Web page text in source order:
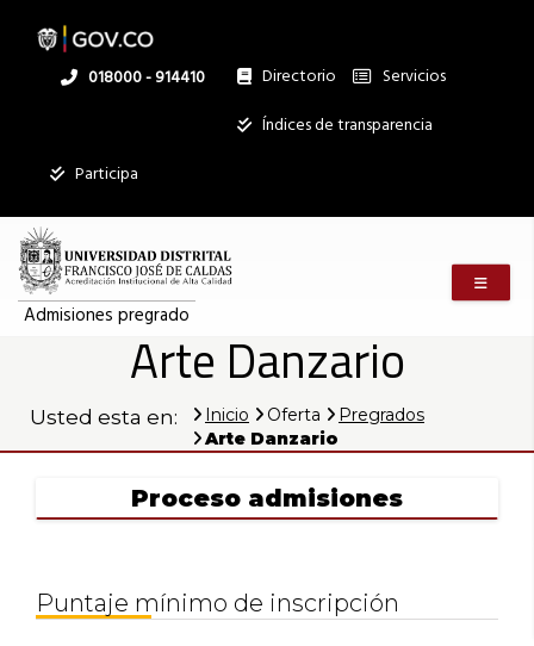
Arte
Danzario
Admisiones
pregrado
contenido
Linea
018000 - 914410 Directorio
Institucional
Servicios
Índices de transparencia
Participa
Admisiones pregrado
Arte Danzario
Mostrar
registros
Buscar:
Mostrando
registros
Usted esta en: Inicio Oferta
Pregrados
Arte Danzario
Proceso admisiones
Puntaje mínimo de inscripción